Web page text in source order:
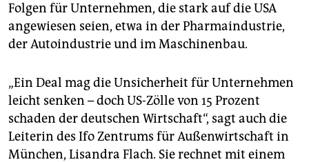
Folgen für Unternehmen, die stark auf die USA
angewiesen seien, etwa in der Pharmaindustrie,
der Autoindustrie und im Maschinenbau.
„Ein Deal mag die Unsicherheit für Unternehmen
leicht senken – doch US-Zölle von 15 Prozent
schaden der deutschen Wirtschaft“, sagt auch die
Leiterin des Ifo Zentrums für Außenwirtschaft in
München, Lisandra Flach. Sie rechnet mit einem